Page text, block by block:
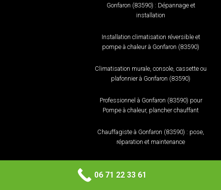
Gonfaron (83590) : Dépannage et
installation
Installation climatisation réversible et
pompe à chaleur à Gonfaron (83590)
Climatisation murale, console, cassette ou
plafonnier à Gonfaron (83590)
Professionnel à Gonfaron (83590) pour
Pompe à chaleur, plancher chauffant
Chauffagiste à Gonfaron (83590) : pose,
réparation et maintenance
réparation et maintenance climatisation
06 71 22 33 61